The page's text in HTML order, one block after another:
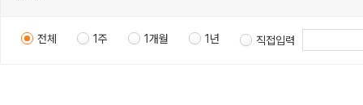
전체 1주 1개월 1년 직접입력